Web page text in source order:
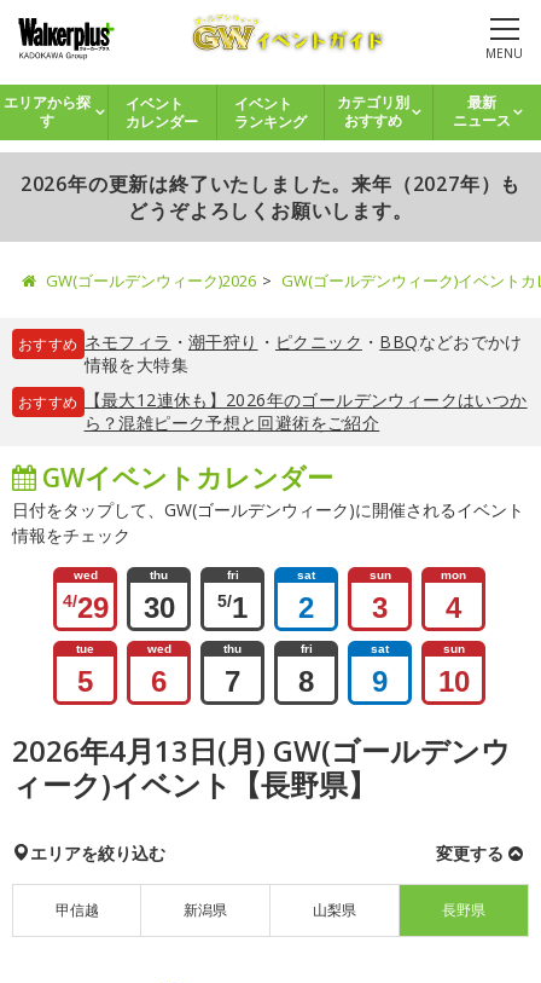
MENU
エリアから探
す
イベント
カレンダー
イベント
ランキング
カテゴリ別
おすすめ
最新
ニュース
2026年の更新は終了いたしました。来年（2027年）も
どうぞよろしくお願いします。
GW(ゴールデンウィーク)2026 GW(ゴールデンウィーク)イベント
おすすめ ネモフィラ ・ 潮干狩り ・ ピクニック ・ BBQなどおでかけ
情報を大特集
おすすめ
【最大12連休も】2026年のゴールデンウィークはいつか
ら？混雑ピーク予想と回避術をご紹介
GWイベントカレンダー
日付をタップして、GW(ゴールデンウィーク)に開催されるイベント
情報をチェック
wed
4/29
thu
30
fri
5/1
sat
2
sun
3
mon
4
tue
5
wed
6
thu
7
fri
8
sat
9
sun
10
2026年4月13日(月) GW(ゴールデンウ
ィーク)イベント【長野県】
エリアを絞り込む 変更する
甲信越 新潟県 山梨県 長野県